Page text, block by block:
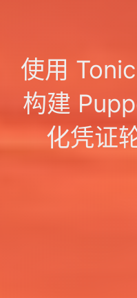
使用
构建
化凭证